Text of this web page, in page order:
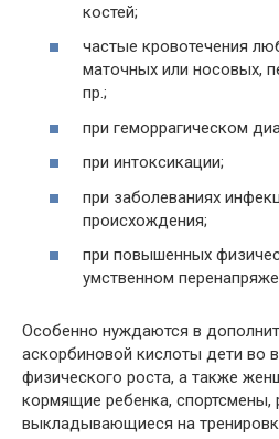
костей;
частые кровотечения
маточных или носовых,
пр.;
при геморрагическом
при интоксикации;
при заболеваниях
происхождения;
при повышенных
умственном
Особенно нуждаются в
аскорбиновой кислоты дети во
физического роста, а также
кормящие ребенка, спортсмены,
выкладывающиеся на